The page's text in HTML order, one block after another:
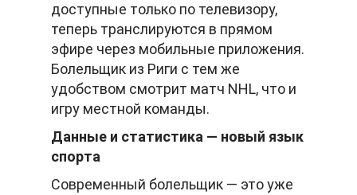
доступные только по телевизору,
теперь транслируются в прямом
эфире через мобильные приложения.
Болельщик из Риги с тем же
удобством смотрит матч NHL, что и
игру местной команды.
Данные и статистика — новый язык
спорта
Современный болельщик — это уже